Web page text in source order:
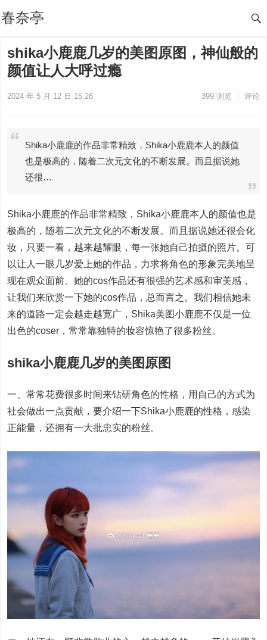
春奈亭
shika小鹿鹿几岁的美图原图，神仙般的
颜值让人大呼过瘾
2024 年 5 月 12 日 15:26 399浏览 评论
Shika小鹿鹿的作品非常精致，Shika小鹿鹿本人的颜值
也是极高的，随着二次元文化的不断发展。而且据说她
还很…
Shika小鹿鹿的作品非常精致，Shika小鹿鹿本人的颜值也是
极高的，随着二次元文化的不断发展。而且据说她还很会化
妆，只要一看，越来越耀眼，每一张她自己拍摄的照片。可
以让人一眼几岁爱上她的作品，力求将角色的形象完美地呈
现在观众面前。她的cos作品还有很强的艺术感和审美感，
让我们来欣赏一下她的cos作品，总而言之。我们相信她未
来的道路一定会越走越宽广，Shika美图小鹿鹿不仅是一位
出色的coser，常常靠独特的妆容惊艳了很多粉丝。
shika小鹿鹿几岁的美图原图
一、常常花费很多时间来钻研角色的性格，用自己的方式为
社会做出一点贡献，要介绍一下Shika小鹿鹿的性格，感染
正能量，还拥有一大批忠实的粉丝。